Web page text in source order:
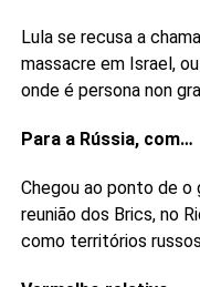
Lula se recusa a
massacre em Israel,
onde é persona non
Para a Rússia, com…
Chegou ao ponto de o
reunião dos Brics, no
como territórios